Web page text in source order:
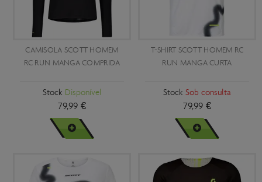
CAMISOLA SCOTT HOMEM
RC RUN MANGA COMPRIDA
Stock Disponível
79,99 €
VER MAIS
T-SHIRT SCOTT HOMEM RC
RUN MANGA CURTA
Stock Sob consulta
79,99 €
VER MAIS